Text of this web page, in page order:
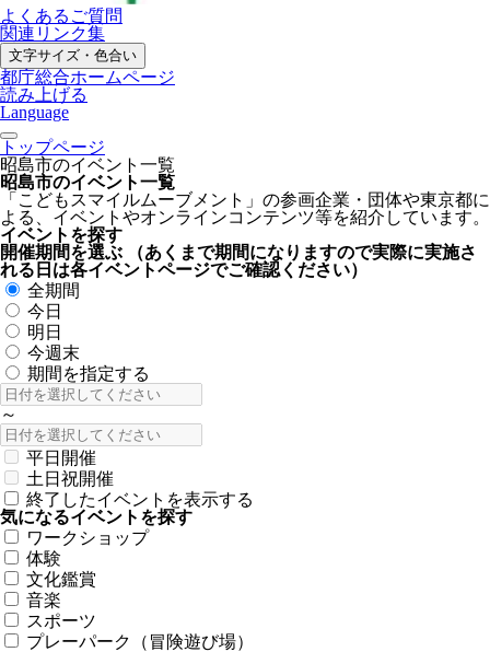
よくあるご質問
関連リンク集
文字サイズ・色合い
都庁総合ホームページ
読み上げる
Language
トップページ
昭島市のイベント一覧
昭島市のイベント一覧
「こどもスマイルムーブメント」の参画企業・団体や東京都に
よる、イベントやオンラインコンテンツ等を紹介しています。
イベントを探す
開催期間を選ぶ
（あくまで期間になりますので実際に実施さ
れる日は各イベントページでご確認ください）
全期間
今日
明日
今週末
期間を指定する
～
平日開催
土日祝開催
終了したイベントを表示する
気になるイベントを探す
ワークショップ
体験
文化鑑賞
音楽
スポーツ
プレーパーク（冒険遊び場）